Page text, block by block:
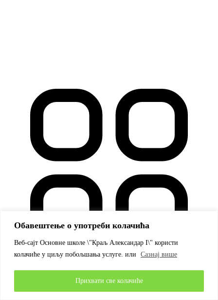
Обавештење о употреби колачића
Веб-сајт Основне школе \"Краљ Александар I\" користи
колачиће у циљу побољшања услуге. или
Сазнај више
Прихвати све колачиће
Остало